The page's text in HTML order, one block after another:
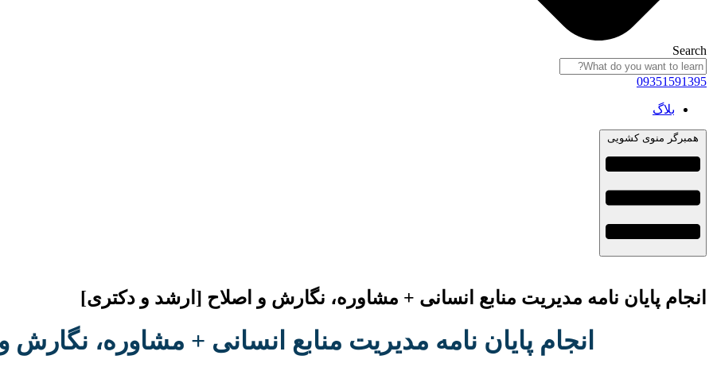
Search
09351591395
بلاگ
همبرگر منوی کشویی
انجام پایان نامه مدیریت منابع انسانی + مشاوره، نگارش و اصلاح [ارشد و دکتری]
انجام پایان نامه مدیریت منابع انسانی + مشاوره،